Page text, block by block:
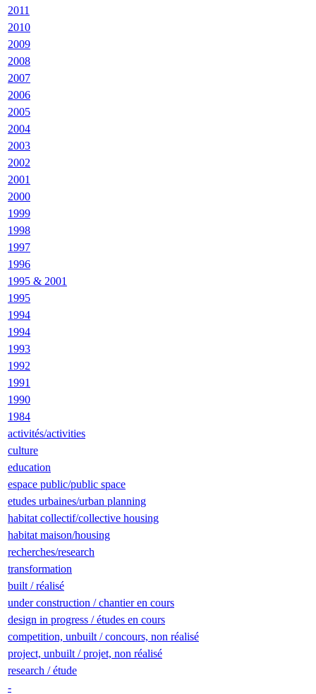
2011
2010
2009
2008
2007
2006
2005
2004
2003
2002
2001
2000
1999
1998
1997
1996
1995 & 2001
1995
1994
1994
1993
1992
1991
1990
1984
activités/activities
culture
education
espace public/public space
etudes urbaines/urban planning
habitat collectif/collective housing
habitat maison/housing
recherches/research
transformation
built / réalisé
under construction / chantier en cours
design in progress / études en cours
competition, unbuilt / concours, non réalisé
project, unbuilt / projet, non réalisé
research / étude
-